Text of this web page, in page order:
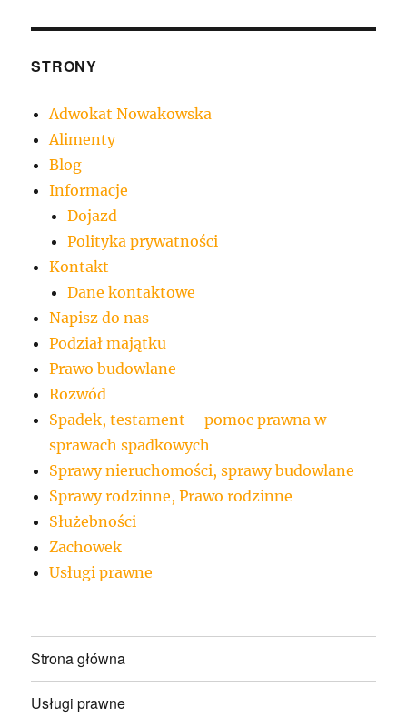
STRONY
Adwokat Nowakowska
Alimenty
Blog
Informacje
Dojazd
Polityka prywatności
Kontakt
Dane kontaktowe
Napisz do nas
Podział majątku
Prawo budowlane
Rozwód
Spadek, testament – pomoc prawna w
sprawach spadkowych
Sprawy nieruchomości, sprawy budowlane
Sprawy rodzinne, Prawo rodzinne
Służebności
Zachowek
Usługi prawne
Strona główna
Usługi prawne